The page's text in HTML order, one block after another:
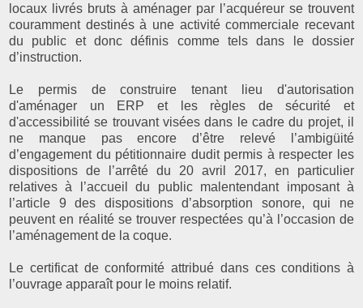
locaux livrés bruts à aménager par l’acquéreur se trouvent
couramment destinés à une activité commerciale recevant
du public et donc définis comme tels dans le dossier
d’instruction.
Le permis de construire tenant lieu d'autorisation
d'aménager un ERP et les règles de sécurité et
d'accessibilité se trouvant visées dans le cadre du projet, il
ne manque pas encore d’être relevé l’ambigüité
d’engagement du pétitionnaire dudit permis à respecter les
dispositions de l’arrêté du 20 avril 2017, en particulier
relatives à l’accueil du public malentendant imposant à
l’article 9 des dispositions d’absorption sonore, qui ne
peuvent en réalité se trouver respectées qu’à l’occasion de
l’aménagement de la coque.
Le certificat de conformité attribué dans ces conditions à
l’ouvrage apparaît pour le moins relatif.